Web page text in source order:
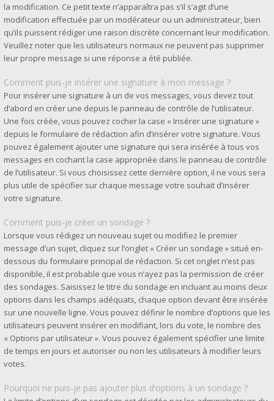
la modification. Ce petit texte n’apparaîtra pas s’il s’agit d’une
modification effectuée par un modérateur ou un administrateur, bien
qu’ils puissent rédiger une raison discrète concernant leur modification.
Veuillez noter que les utilisateurs normaux ne peuvent pas supprimer
leur propre message si une réponse a été publiée.
Comment puis-je insérer une signature à mon message ?
Pour insérer une signature à un de vos messages, vous devez tout
d’abord en créer une depuis le panneau de contrôle de l’utilisateur.
Une fois créée, vous pouvez cocher la case « Insérer une signature »
depuis le formulaire de rédaction afin d’insérer votre signature. Vous
pouvez également ajouter une signature qui sera insérée à tous vos
messages en cochant la case appropriée dans le panneau de contrôle
de l’utilisateur. Si vous choisissez cette dernière option, il ne vous sera
plus utile de spécifier sur chaque message votre souhait d’insérer
votre signature.
Comment puis-je créer un sondage ?
Lorsque vous rédigez un nouveau sujet ou modifiez le premier
message d’un sujet, cliquez sur l’onglet « Créer un sondage » situé en-
dessous du formulaire principal de rédaction. Si cet onglet n’est pas
disponible, il est probable que vous n’ayez pas la permission de créer
des sondages. Saisissez le titre du sondage en incluant au moins deux
options dans les champs adéquats, chaque option devant être insérée
sur une nouvelle ligne. Vous pouvez définir le nombre d’options que les
utilisateurs peuvent insérer en modifiant, lors du vote, le nombre des
« Options par utilisateur ». Vous pouvez également spécifier une limite
de temps en jours et autoriser ou non les utilisateurs à modifier leurs
votes.
Pourquoi ne puis-je pas ajouter plus d’options à un sondage ?